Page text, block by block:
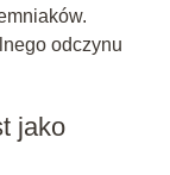
odczynu
jako